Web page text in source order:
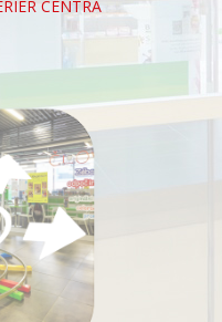
CENTRA